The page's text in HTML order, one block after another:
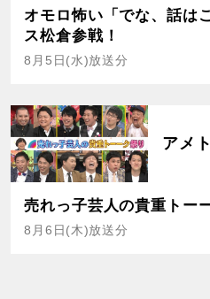
オモロ怖い「でな、話は
ス松倉参戦！
8月5日(水)放送分
アメ
売れっ子芸人の貴重トー
8月6日(木)放送分